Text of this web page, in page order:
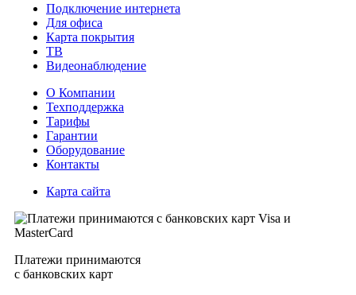
Подключение интернета
Для офиса
Карта покрытия
ТВ
Видеонаблюдение
О Компании
Техподдержка
Тарифы
Гарантии
Оборудование
Контакты
Карта сайта
Платежи принимаются
с банковских карт